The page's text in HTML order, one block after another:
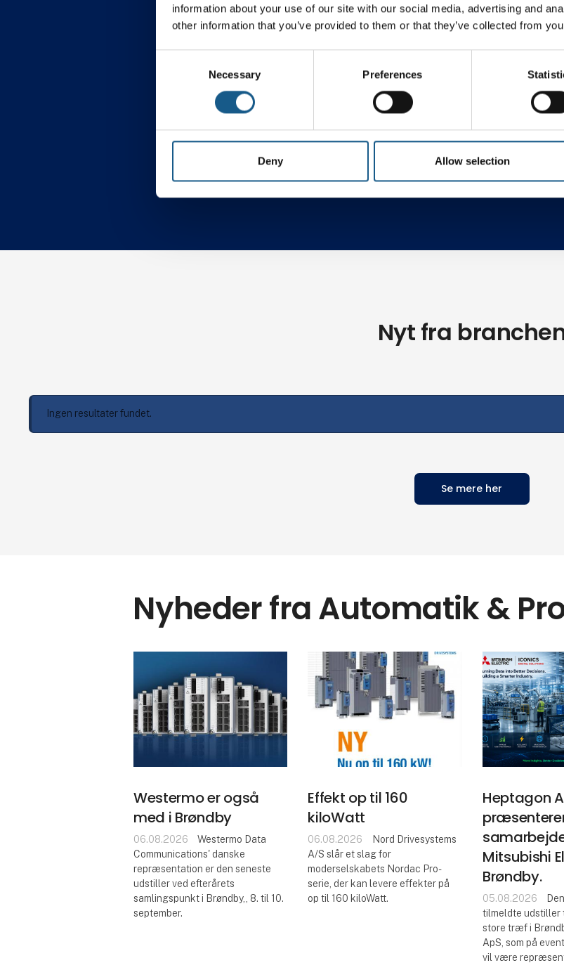
information about your use of our site with our social media, advertising and
other information that you’ve provided to them or that they’ve collected from
Necessary Preferences
Deny Allow selection
Procesautomatisering Robotteknologi
Nyt fra
Ingen resultater fundet.
Se mere her
Nyheder fra Automatik &
Westermo er også
med i Brøndby
06.08.2026
Westermo Data
Communications' danske
repræsentation er den seneste
udstiller ved efterårets
samlingspunkt i Brøndby,, 8. til 10.
september.
Effekt op til 160
kiloWatt
06.08.2026
Nord Drivesystems
A/S slår et slag for
moderselskabets Nordac Pro-
serie, der kan levere effekter på
op til 160 kiloWatt.
Heptagon
Mitsubishi
Brøndby.
05.08.2026
tilmeldte udstiller
store træf i
ApS, som på
vil være